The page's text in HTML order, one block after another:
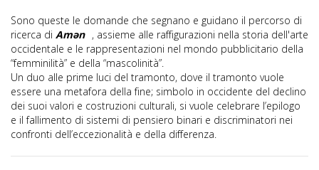
Sono queste le domande che segnano e guidano il percorso di
ricerca di Amən , assieme alle raffigurazioni nella storia dell'arte
occidentale e le rappresentazioni nel mondo pubblicitario della
“femminilità” e della “mascolinità”.
Un duo alle prime luci del tramonto, dove il tramonto vuole
essere una metafora della fine; simbolo in occidente del declino
dei suoi valori e costruzioni culturali, si vuole celebrare l’epilogo
e il fallimento di sistemi di pensiero binari e discriminatori nei
confronti dell’eccezionalità e della differenza.